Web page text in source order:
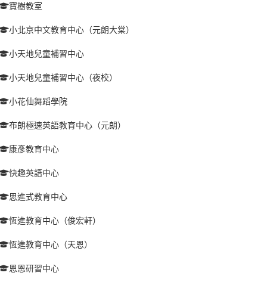
寶樹教室
小北京中文教育中心（元朗大棠）
小天地兒童補習中心
小天地兒童補習中心（夜校）
小花仙舞蹈學院
布朗極速英語教育中心（元朗）
康彥教育中心
快趣英語中心
思進式教育中心
恆進教育中心（俊宏軒）
恆進教育中心（天恩）
恩恩研習中心